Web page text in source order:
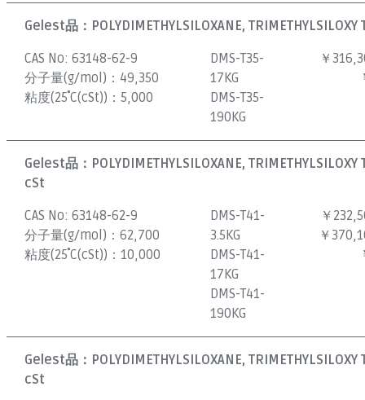
Gelest品： POLYDIMETHYLSILOXANE,
CAS No:63148-62-9
分子量(g/mol)： 49,350
粘度(25˚C(cSt))：5,000
DMS-T35-
17KG
DMS-T35-
190KG
￥
Gelest品： POLYDIMETHYLSILOXANE,
cSt
CAS No:63148-62-9
分子量(g/mol)：62,700
粘度(25˚C(cSt))：10,000
DMS-T41-
3.5KG
DMS-T41-
17KG
DMS-T41-
190KG
￥
￥
Gelest品： POLYDIMETHYLSILOXANE,
cSt